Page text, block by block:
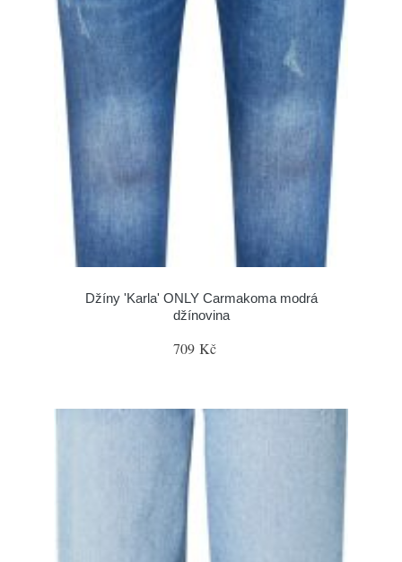
Džíny 'Karla' ONLY Carmakoma modrá
džínovina
709 Kč